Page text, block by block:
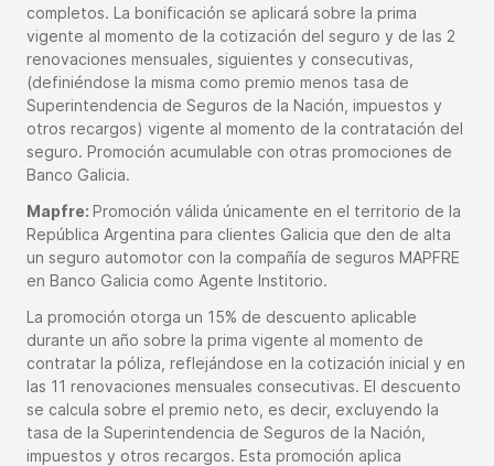
completos. La bonificación se aplicará sobre la prima
vigente al momento de la cotización del seguro y de las 2
renovaciones mensuales, siguientes y consecutivas,
(definiéndose la misma como premio menos tasa de
Superintendencia de Seguros de la Nación, impuestos y
otros recargos) vigente al momento de la contratación del
seguro. Promoción acumulable con otras promociones de
Banco Galicia.
Mapfre: Promoción válida únicamente en el territorio de la
República Argentina para clientes Galicia que den de alta
un seguro automotor con la compañía de seguros MAPFRE
en Banco Galicia como Agente Institorio.
La promoción otorga un 15% de descuento aplicable
durante un año sobre la prima vigente al momento de
contratar la póliza, reflejándose en la cotización inicial y en
las 11 renovaciones mensuales consecutivas. El descuento
se calcula sobre el premio neto, es decir, excluyendo la
tasa de la Superintendencia de Seguros de la Nación,
impuestos y otros recargos. Esta promoción aplica